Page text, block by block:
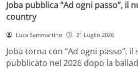
Joba pubblica “Ad ogni passo”, il
country
Luca Sammartino 21 Luglio 2026
Joba torna con “Ad ogni passo”,
pubblicato nel 2026 dopo la